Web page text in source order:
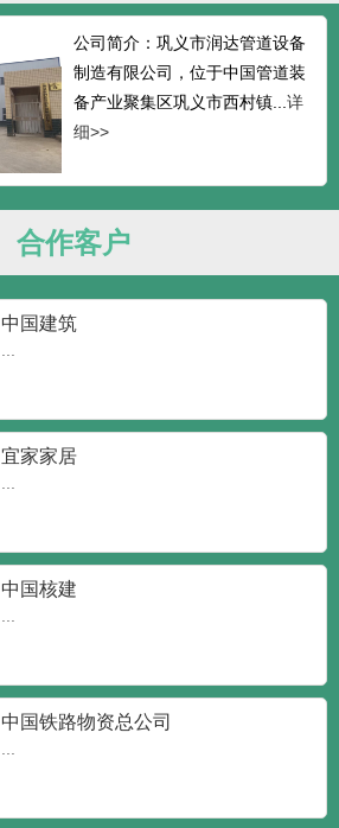
公司简介：巩义市润达管道设备
制造有限公司，位于中国管道装
备产业聚集区巩义市西村镇... 详
细>>
合作客户
中国建筑
...
宜家家居
...
中国核建
...
中国铁路物资总公司
...